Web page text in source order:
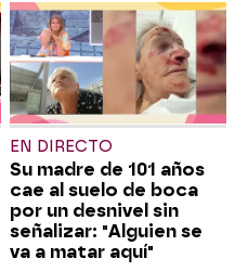
EN DIRECTO
Su madre de 101 años
cae al suelo de boca
por un desnivel sin
señalizar: "Alguien se
va a matar aquí"